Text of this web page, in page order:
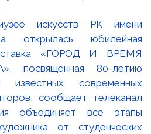
искусств РК имени
открылась юбилейная
«ГОРОД И ВРЕМЯ
посвящённая 80-летию
современных
сообщает телеканал
объединяет все этапы
от студенческих